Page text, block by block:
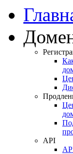
API